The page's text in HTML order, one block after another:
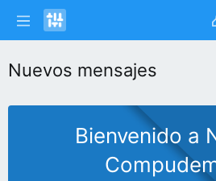
Nuevos mensajes
Bienvenido a